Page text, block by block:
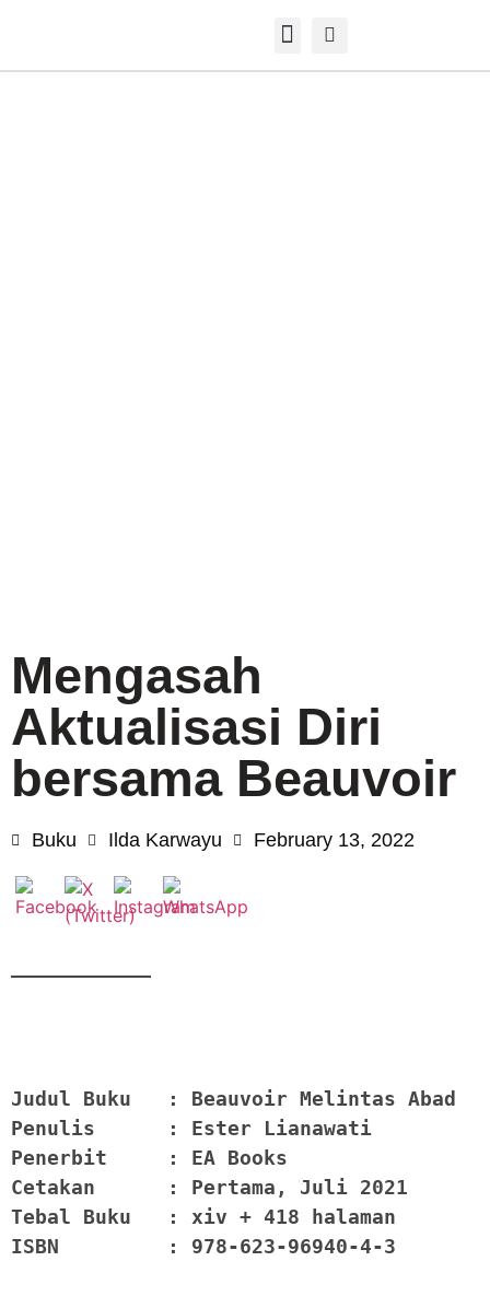
Mengasah
Aktualisasi Diri
bersama Beauvoir
Buku Ilda Karwayu February 13, 2022
Judul Buku   : Beauvoir Melintas Abad
Penulis      : Ester Lianawati
Penerbit     : EA Books
Cetakan
    : Pertama, Juli 2021
Tebal Buku   : xiv + 418 halaman
ISBN
       : 978-623-96940-4-3